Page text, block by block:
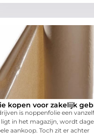
kopen voor zakelijk
is noppenfolie een
in het magazijn, wordt
aankoop. Toch zit er achter